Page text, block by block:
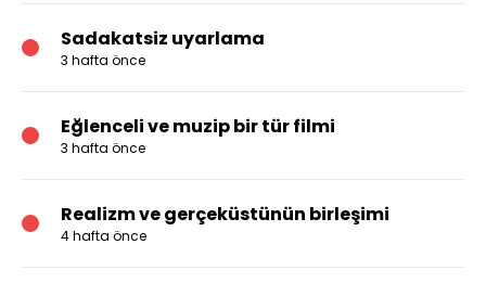
Sadakatsiz uyarlama
3 hafta önce
Eğlenceli ve muzip bir tür filmi
3 hafta önce
Realizm ve gerçeküstünün birleşimi
4 hafta önce